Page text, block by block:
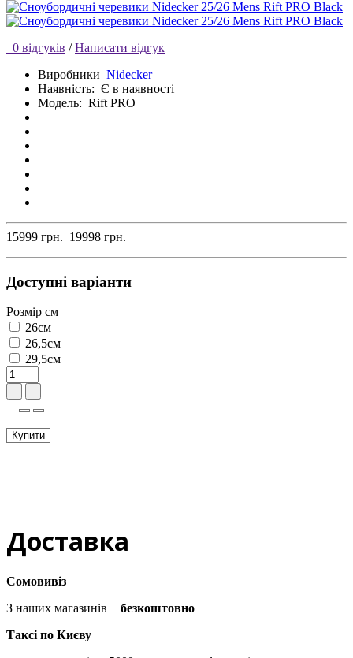
0 відгуків / Написати відгук
Виробники Nidecker
Наявність: Є в наявності
Модель: Rift PRO
15999 грн. 19998 грн.
Доступні варіанти
Розмір см
26см
26,5см
29,5см
Купити
Доставка
Сомовивіз
З наших магазинів − безкоштовно
Таксі по Києву